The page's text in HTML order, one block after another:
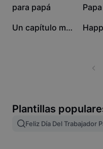
Image merge
61
para papá 49
Papa
7 Un capítulo más 6
Plantillas
Feliz Día Del Trabajador